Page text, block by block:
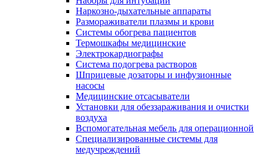
Наркозно-дыхательные аппараты
Размораживатели плазмы и крови
Системы обогрева пациентов
Термошкафы медицинские
Электрокардиографы
Cистема подогрева растворов
Шприцевые дозаторы и инфузионные
насосы
Медицинские отсасыватели
Установки для обеззараживания и очистки
воздуха
Вспомогательная мебель для операционной
Специализированные системы для
медучреждений